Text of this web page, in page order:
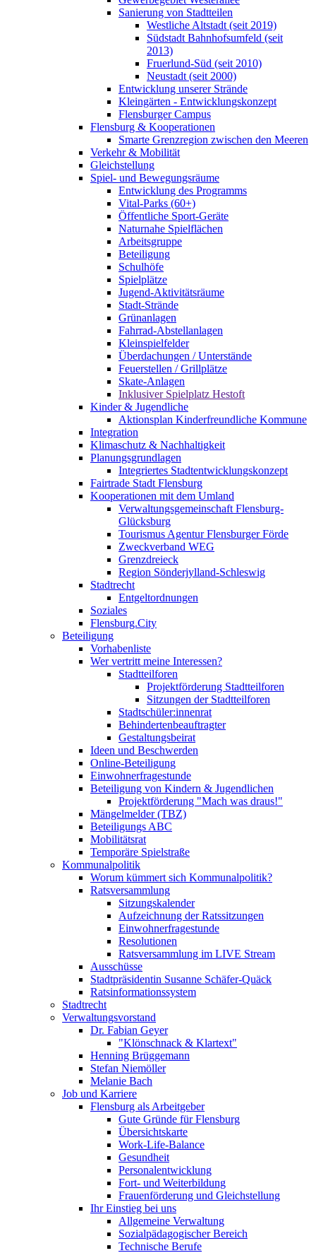
Sanierung von Stadtteilen
Westliche Altstadt (seit 2019)
Südstadt Bahnhofsumfeld (seit
2013)
Fruerlund-Süd (seit 2010)
Neustadt (seit 2000)
Entwicklung unserer Strände
Kleingärten - Entwicklungskonzept
Flensburger Campus
Flensburg & Kooperationen
Smarte Grenzregion zwischen den Meeren
Verkehr & Mobilität
Gleichstellung
Spiel- und Bewegungsräume
Entwicklung des Programms
Vital-Parks (60+)
Öffentliche Sport-Geräte
Naturnahe Spielflächen
Arbeitsgruppe
Beteiligung
Schulhöfe
Spielplätze
Jugend-Aktivitätsräume
Stadt-Strände
Grünanlagen
Fahrrad-Abstellanlagen
Kleinspielfelder
Überdachungen / Unterstände
Feuerstellen / Grillplätze
Skate-Anlagen
Inklusiver Spielplatz Hestoft
Kinder & Jugendliche
Aktionsplan Kinderfreundliche Kommune
Integration
Klimaschutz & Nachhaltigkeit
Planungsgrundlagen
Integriertes Stadtentwicklungskonzept
Fairtrade Stadt Flensburg
Kooperationen mit dem Umland
Verwaltungsgemeinschaft Flensburg-
Glücksburg
Tourismus Agentur Flensburger Förde
Zweckverband WEG
Grenzdreieck
Region Sönderjylland-Schleswig
Stadtrecht
Entgeltordnungen
Soziales
Flensburg.City
Beteiligung
Vorhabenliste
Wer vertritt meine Interessen?
Stadtteilforen
Projektförderung Stadtteilforen
Sitzungen der Stadtteilforen
Stadtschüler:innenrat
Behindertenbeauftragter
Gestaltungsbeirat
Ideen und Beschwerden
Online-Beteiligung
Einwohnerfragestunde
Beteiligung von Kindern & Jugendlichen
Projektförderung "Mach was draus!"
Mängelmelder (TBZ)
Beteiligungs ABC
Mobilitätsrat
Temporäre Spielstraße
Kommunalpolitik
Worum kümmert sich Kommunalpolitik?
Ratsversammlung
Sitzungskalender
Aufzeichnung der Ratssitzungen
Einwohnerfragestunde
Resolutionen
Ratsversammlung im LIVE Stream
Ausschüsse
Stadtpräsidentin Susanne Schäfer-Quäck
Ratsinformationssystem
Stadtrecht
Verwaltungsvorstand
Dr. Fabian Geyer
"Klönschnack & Klartext"
Henning Brüggemann
Stefan Niemöller
Melanie Bach
Job und Karriere
Flensburg als Arbeitgeber
Gute Gründe für Flensburg
Übersichtskarte
Work-Life-Balance
Gesundheit
Personalentwicklung
Fort- und Weiterbildung
Frauenförderung und Gleichstellung
Ihr Einstieg bei uns
Allgemeine Verwaltung
Sozialpädagogischer Bereich
Technische Berufe